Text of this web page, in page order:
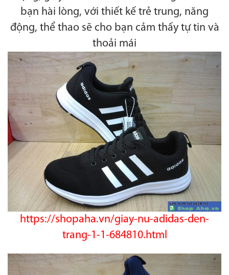
bạn hài lòng, với thiết kế trẻ trung, năng
động, thể thao sẽ cho bạn cảm thấy tự tin và
thoải mái
https://shopaha.vn/giay-nu-adidas-den-
trang-1-1-684810.html